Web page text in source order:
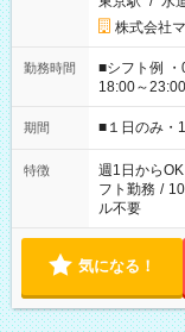
株式会社
勤務時間
■シフト例
18:00～
etc ★最短で3時間で5,120円のお仕事から 15時間で2万円近く稼
げるお仕事も！ ご希望のお時間に合わせてご紹介
ください！
期間 ■１日のみ・
特徴 週1日からOK
フト勤務 /
ル不要
気になる！